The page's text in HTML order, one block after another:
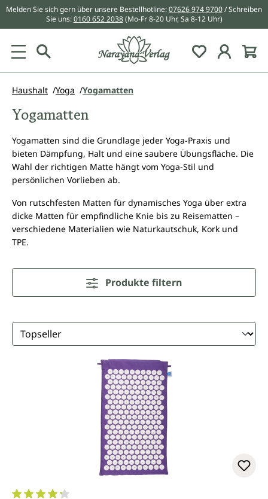
springen
Melden Sie sich gern über unsere Bestellhotline:07626 974 9700/ Schreiben
Sie uns:0160 652 2038 (Mo-Fr 8-20 Uhr, Sa 8-12 Uhr)
Du hast 0
Haushalt Yoga Yogamatten
Yogamatten
Yogamatten sind die Grundlage jeder Yoga-Praxis und
bieten Dämpfung, Halt und eine saubere Übungsfläche. Die
Wahl der richtigen Matte hängt vom Yoga-Stil und
persönlichen Vorlieben ab.
Von rutschfesten Matten für dynamisches Yoga über extra
dicke Matten für empfindliche Knie bis zu Reisematten –
verschiedene Materialien wie Naturkautschuk, Kork und
TPE.
Produkte filtern